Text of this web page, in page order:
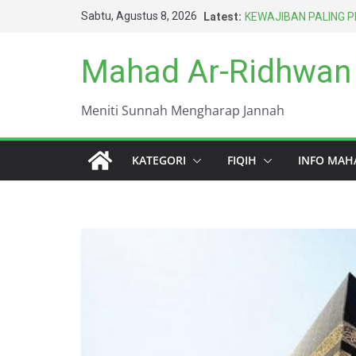
Sabtu, Agustus 8, 2026 Latest: KEWAJIBAN PALING
AMARAH BISA
BERTAHUN-TAHUN
TERBAIK UMAT INI
Mahad Ar-
Meniti Sunnah Mengharap Jannah
KATEGORI FIQIH INFO